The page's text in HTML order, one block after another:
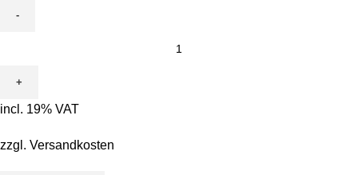
Ausmalen
-
Kastanienmännchen
incl. 19% VAT
zzgl. Versandkosten